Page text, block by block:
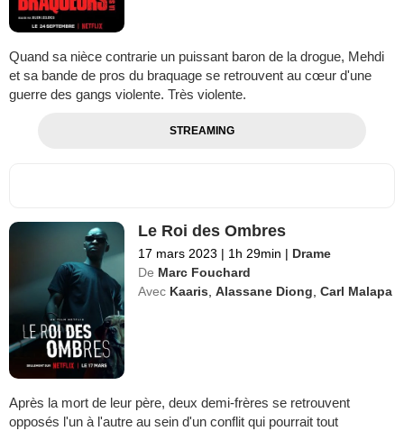
Quand sa nièce contrarie un puissant baron de la drogue, Mehdi
et sa bande de pros du braquage se retrouvent au cœur d'une
guerre des gangs violente. Très violente.
STREAMING
Le Roi des Ombres
17 mars 2023 | 1h 29min | Drame
De Marc Fouchard
Avec Kaaris ,Alassane Diong ,Carl Malapa
Après la mort de leur père, deux demi-frères se retrouvent
opposés l'un à l'autre au sein d'un conflit qui pourrait tout